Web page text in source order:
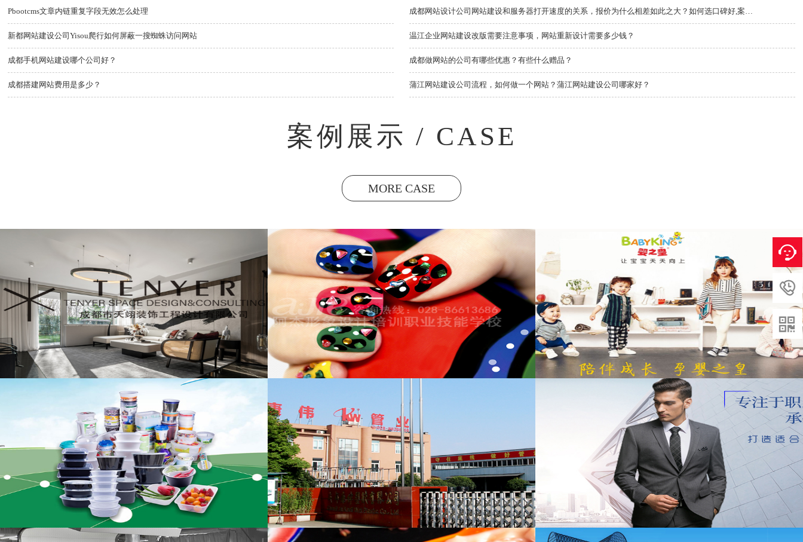
Pbootcms文章内链重复字段无效怎么处理 成都网站设计公司网站建设和服务器打开速度的关系，报价为什么相差如此之大？如何选口碑好,案例多的网络公···
新都网站建设公司Yisou爬行如何屏蔽一搜蜘蛛访问网站 温江企业网站建设改版需要注意事项，网站重新设计需要多少钱？
成都手机网站建设哪个公司好？ 成都做网站的公司有哪些优惠？有些什么赠品？
成都搭建网站费用是多少？ 蒲江网站建设公司流程，如何做一个网站？蒲江网站建设公司哪家好？
案例展示 / CASE
MORE CASE